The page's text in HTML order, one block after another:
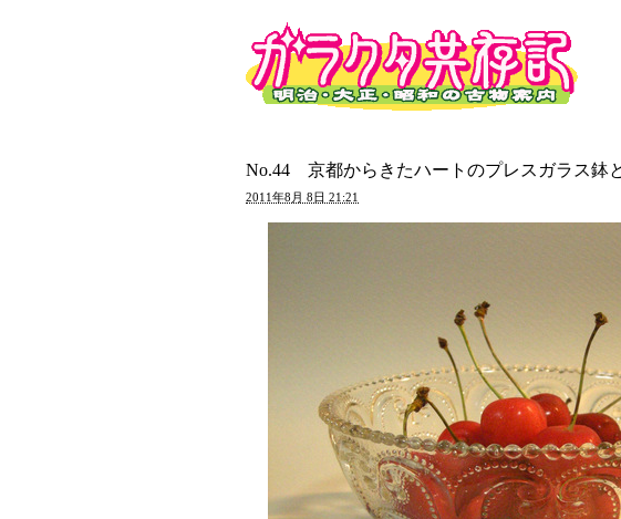
No.44 京都からきたハートのプレスガラス鉢
2011年8月 8日 21:21